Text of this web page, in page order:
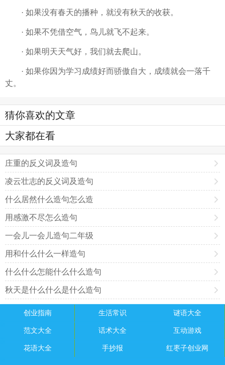
· 如果没有春天的播种，就没有秋天的收获。
· 如果不凭借空气，鸟儿就飞不起来。
· 如果明天天气好，我们就去爬山。
· 如果你因为学习成绩好而骄傲自大，成绩就会一落千
丈。
猜你喜欢的文章
大家都在看
庄重的反义词及造句
凌云壮志的反义词及造句
什么居然什么造句怎么造
用感激不尽怎么造句
一会儿一会儿造句二年级
用和什么什么一样造句
什么什么怎能什么什么造句
秋天是什么什么是什么造句
创业指南 生活常识 谜语大全
范文大全 话术大全 互动游戏
花语大全 手抄报 红枣子创业网